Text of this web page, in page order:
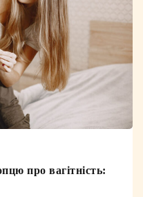
про вагітність: